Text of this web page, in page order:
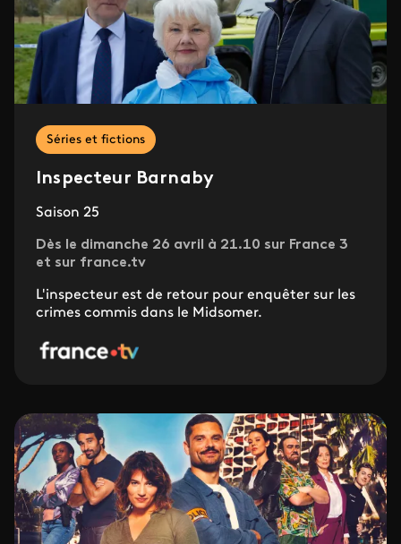
Séries et fictions
Inspecteur Barnaby
Saison 25
Dès le dimanche 26 avril à 21.10 sur France 3
et sur france.tv
L'inspecteur est de retour pour enquêter sur les
crimes commis dans le Midsomer.